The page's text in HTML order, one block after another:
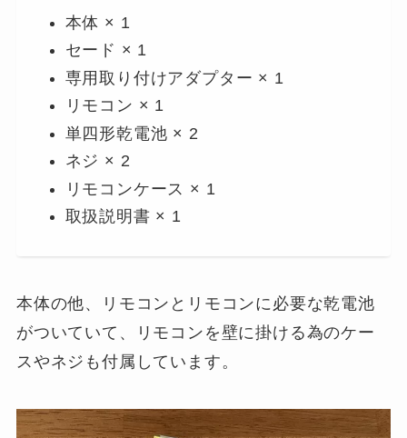
本体 × 1
セード × 1
専用取り付けアダプター × 1
リモコン × 1
単四形乾電池 × 2
ネジ × 2
リモコンケース × 1
取扱説明書 × 1
本体の他、リモコンとリモコンに必要な乾電池
がついていて、リモコンを壁に掛ける為のケー
スやネジも付属しています。